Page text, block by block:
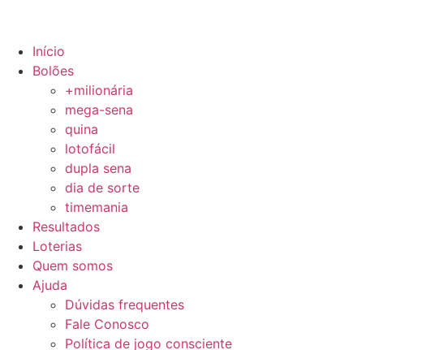
Início
Bolões
+milionária
mega-sena
quina
lotofácil
dupla sena
dia de sorte
timemania
Resultados
Loterias
Quem somos
Ajuda
Dúvidas frequentes
Fale Conosco
Política de jogo consciente